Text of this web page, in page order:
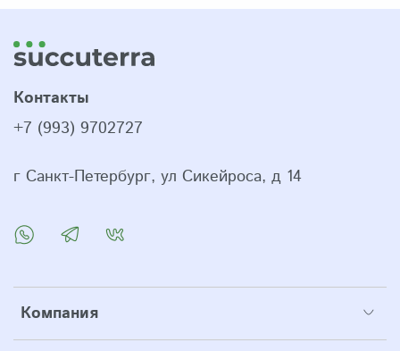
Компания
Контакты
+7 (993) 9702727
г Санкт-Петербург, ул Сикейроса, д 14